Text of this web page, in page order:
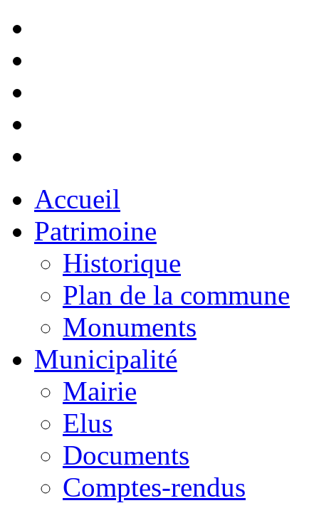
Accueil
Patrimoine
Historique
Plan de la commune
Monuments
Municipalité
Mairie
Elus
Documents
Comptes-rendus